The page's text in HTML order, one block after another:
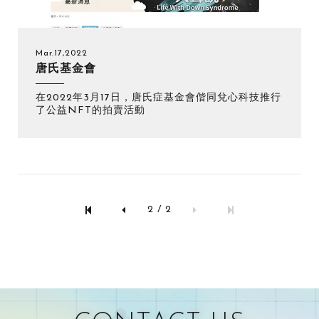
Mar.17,2022
唐氏基金會
在2022年3月17日，唐氏症基金會偕同兌心科技推行
了公益NFT的拍賣活動
2 / 2